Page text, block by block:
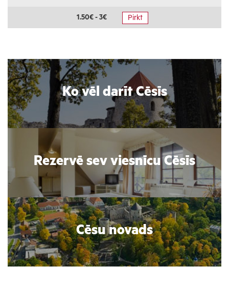
1.50€ - 3€ Pirkt
Ko vēl darīt Cēsīs
Rezervē sev viesnīcu Cēsīs
Cēsu novads